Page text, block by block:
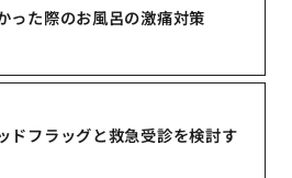
った際のお風呂の激痛対策
ドフラッグと救急受診を検討す